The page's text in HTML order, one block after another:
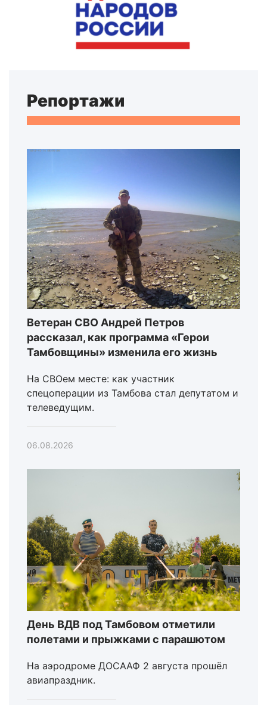
Репортажи
Ветеран СВО Андрей Петров
рассказал, как программа «Герои
Тамбовщины» изменила его жизнь
На СВОем месте: как участник
спецоперации из Тамбова стал депутатом и
телеведущим.
06.08.2026
День ВДВ под Тамбовом отметили
полетами и прыжками с парашютом
На аэродроме ДОСААФ 2 августа прошёл
авиапраздник.